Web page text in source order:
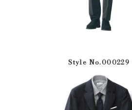
Style No.000229